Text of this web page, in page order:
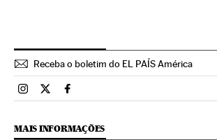
Receba o boletim do EL PAÍS América
Brasil El País Brasil en Instagram
Brasil El País Brasil en Twitter
Brasil El País Brasil en Facebook
MAIS INFORMAÇÕES